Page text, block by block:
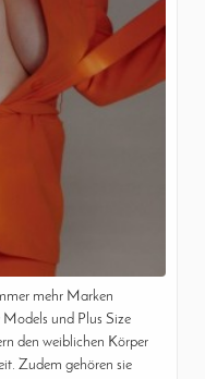
mehr Marken
und Plus Size
den weiblichen Körper
Zudem gehören sie